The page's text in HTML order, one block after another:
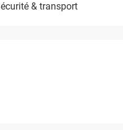
sécurité & transport